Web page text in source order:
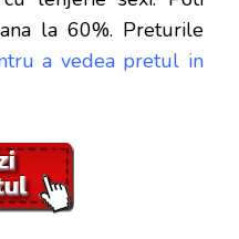
la 60%. Preturile
a vedea pretul in